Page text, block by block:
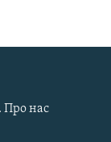
Про нас